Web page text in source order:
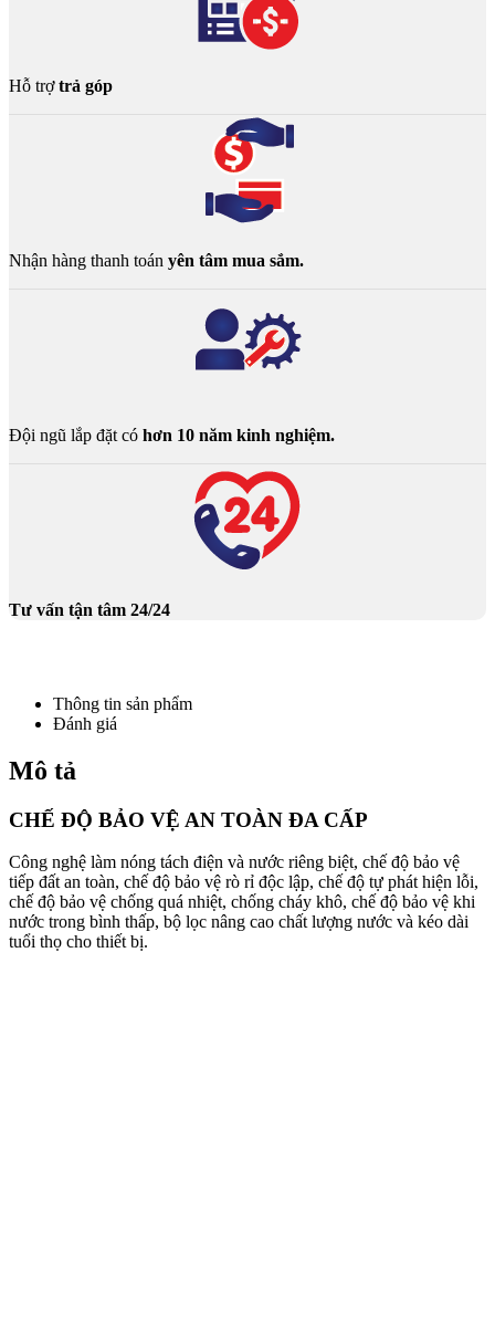
Hỗ trợtrả góp
Nhận hàng thanh toán yên tâm mua sắm.
Đội ngũ lắp đặt có hơn 10 năm kinh nghiệm.
Tư vấn tận tâm 24/24
Thông tin sản phẩm
Đánh giá
Mô tả
CHẾ ĐỘ BẢO VỆ AN TOÀN ĐA CẤP
Công nghệ làm nóng tách điện và nước riêng biệt, chế độ bảo vệ
tiếp đất an toàn, chế độ bảo vệ rò rỉ độc lập, chế độ tự phát hiện lỗi,
chế độ bảo vệ chống quá nhiệt, chống cháy khô, chế độ bảo vệ khi
nước trong bình thấp, bộ lọc nâng cao chất lượng nước và kéo dài
tuổi thọ cho thiết bị.